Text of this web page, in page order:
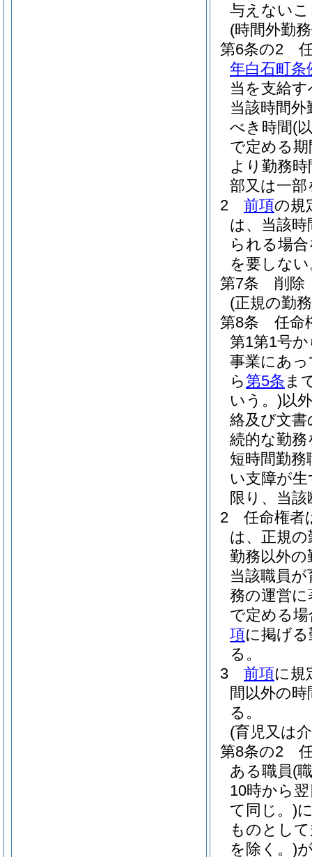
与えない
(時間外勤
第6条の2
年白石町条
当を支給
当該時間
べき時間(
で定める
より勤務
部又は一
2
前項の規
は、当該
られる場
を要しな
第7条
削除
(正規の勤
第8条
任命
第1第1号
事業にあ
ら第5条 ま
いう。)以
絡及び文
続的な勤
短時間勤
い支障が
限り、当
2
任命権者
は、正規
勤務以外
当該職員
務の運営
で定める
項に掲げ
る。
3
前項に規
間以外の
る。
(育児又は
第8条の2
ある職員(
10時から
て同じ。)
ものとし
を除く。)